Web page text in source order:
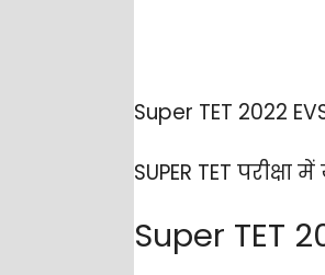
Super TET 2022
SUPER TET
Super TET